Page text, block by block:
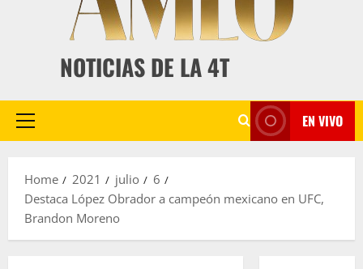
NOTICIAS DE LA 4T
Primary
EN VIVO
Home 2021 julio
6
Destaca López Obrador a campeón mexicano en UFC,
Brandon Moreno